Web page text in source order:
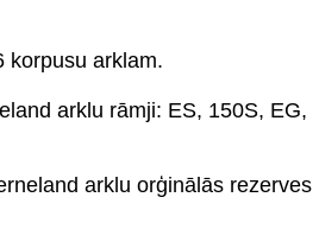
korpusu arklam.
arklu rāmji: ES, 150S, EG,
arklu orģinālās rezerves